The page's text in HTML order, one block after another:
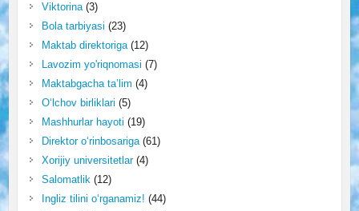
Viktorina(3)
Bola tarbiyasi (23)
Maktab direktoriga(12)
Lavozim yo'riqnomasi (7)
Maktabgacha ta’lim (4)
O‘lchov birliklari (5)
Mashhurlar hayoti (19)
Direktor o‘rinbosariga(61)
Xorijiy universitetlar(4)
Salomatlik(12)
Ingliz tilini o‘rganamiz! (44)